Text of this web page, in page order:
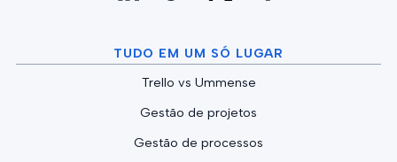
TUDO EM UM SÓ LUGAR
Trello vs Ummense
Gestão de projetos
Gestão de processos